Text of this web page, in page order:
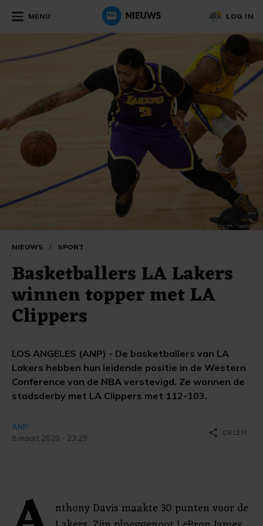
MENU LOG IN
NIEUWS / SPORT
Basketballers LA Lakers
winnen topper met LA
Clippers
LOS ANGELES (ANP) - De basketballers van LA
Lakers hebben hun leidende positie in de Western
Conference van de NBA verstevigd. Ze wonnen de
stadsderby met LA Clippers met 112-103.
ANP
8 maart 2020 - 23:29
share DELEN
nthony Davis maakte 30 punten voor de